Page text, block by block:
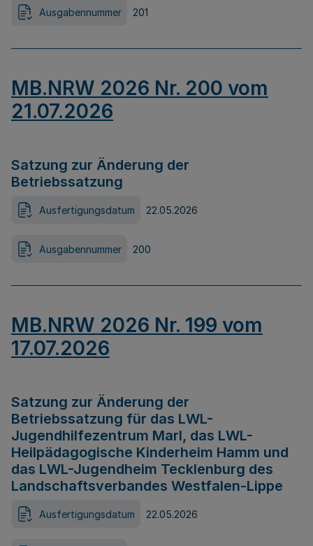
Ausgabennummer 201
MB.NRW 2026 Nr. 200 vom
21.07.2026
Satzung zur Änderung der
Betriebssatzung
Ausfertigungsdatum 22.05.2026
Ausgabennummer 200
MB.NRW 2026 Nr. 199 vom
17.07.2026
Satzung zur Änderung der
Betriebssatzung für das LWL-
Jugendhilfezentrum Marl, das LWL-
Heilpädagogische Kinderheim Hamm und
das LWL-Jugendheim Tecklenburg des
Landschaftsverbandes Westfalen-Lippe
Ausfertigungsdatum 22.05.2026